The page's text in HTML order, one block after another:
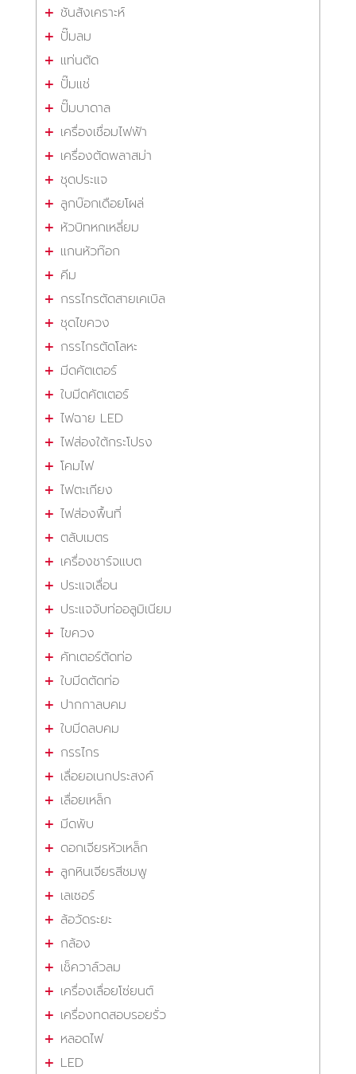
ชันสังเคราะห์
ปั๊มลม
แท่นตัด
ปั๊มแช่
ปั๊มบาดาล
เครื่องเชื่อมไฟฟ้า
เครื่องตัดพลาสม่า
ชุดประแจ
ลูกบ๊อกเดือยโผล่
หัวบิทหกเหลี่ยม
แกนหัวท๊อก
คีม
กรรไกรตัดสายเคเบิล
ชุดไขควง
กรรไกรตัดโลหะ
มีดคัตเตอร์
ใบมีดคัตเตอร์
ไฟฉาย LED
ไฟส่องใต้กระโปรง
โคมไฟ
ไฟตะเกียง
ไฟส่องพื้นที่
ตลับเมตร
เครื่องชาร์จแบต
ประแจเลื่อน
ประแจจับท่ออลูมิเนียม
ไขควง
คัทเตอร์ตัดท่อ
ใบมีดตัดท่อ
ปากกาลบคม
ใบมีดลบคม
กรรไกร
เลื่อยอเนกประสงค์
เลื่อยเหล็ก
มีดพับ
ดอกเจียรหัวเหล็ก
ลูกหินเจียรสีชมพู
เลเซอร์
ล้อวัดระยะ
กล้อง
เช็ควาล์วลม
เครื่องเลื่อยโซ่ยนต์
เครื่องทดสอบรอยรั่ว
หลอดไฟ
LED